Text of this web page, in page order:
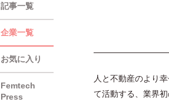
記事一覧
企業一覧
お気に入り
Femtech
Press
人と不動産のより
て活動する、業界